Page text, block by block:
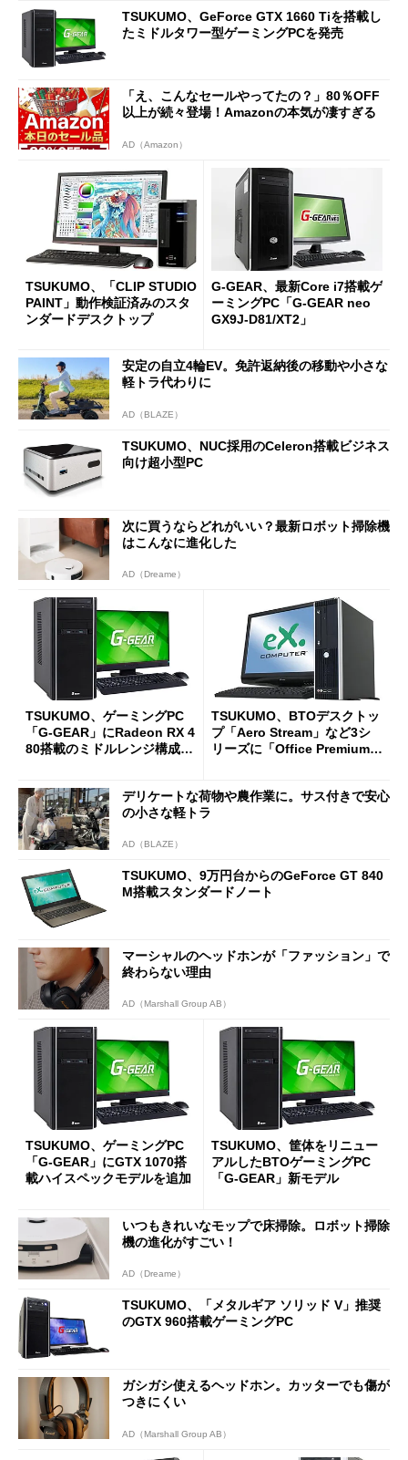
TSUKUMO、GeForce GTX 1660 Tiを搭載し
たミドルタワー型ゲーミングPCを発売
「え、こんなセールやってたの？」80％OFF
以上が続々登場！Amazonの本気が凄すぎる
AD（Amazon）
TSUKUMO、「CLIP STUDIO
PAINT」動作検証済みのスタ
ンダードデスクトップ
G-GEAR、最新Core i7搭載ゲ
ーミングPC「G-GEAR neo
GX9J-D81/XT2」
安定の自立4輪EV。免許返納後の移動や小さな
軽トラ代わりに
AD（BLAZE）
TSUKUMO、NUC採用のCeleron搭載ビジネス
向け超小型PC
次に買うならどれがいい？最新ロボット掃除機
はこんなに進化した
AD（Dreame）
TSUKUMO、ゲーミングPC
「G-GEAR」にRadeon RX 4
80搭載のミドルレンジ構成モ
TSUKUMO、BTOデスクトッ
プ「Aero Stream」など3シ
リーズに「Office Premium」
デリケートな荷物や農作業に。サス付きで安心
の小さな軽トラ
AD（BLAZE）
TSUKUMO、9万円台からのGeForce GT 840
M搭載スタンダードノート
マーシャルのヘッドホンが「ファッション」で
終わらない理由
AD（Marshall Group AB）
TSUKUMO、ゲーミングPC
「G-GEAR」にGTX 1070搭
載ハイスペックモデルを追加
TSUKUMO、筐体をリニュー
アルしたBTOゲーミングPC
「G-GEAR」新モデル
いつもきれいなモップで床掃除。ロボット掃除
機の進化がすごい！
AD（Dreame）
TSUKUMO、「メタルギア ソリッド V」推奨
のGTX 960搭載ゲーミングPC
ガシガシ使えるヘッドホン。カッターでも傷が
つきにくい
AD（Marshall Group AB）